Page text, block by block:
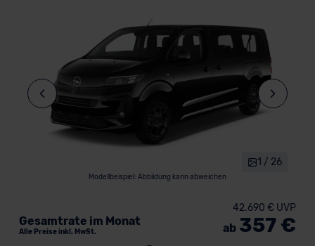
Modellbeispiel: Abbildung kann abweichen
1 / 26
Gesamtrate im Monat
Alle Preise inkl. MwSt.
42.690 € UVP
ab 357 €